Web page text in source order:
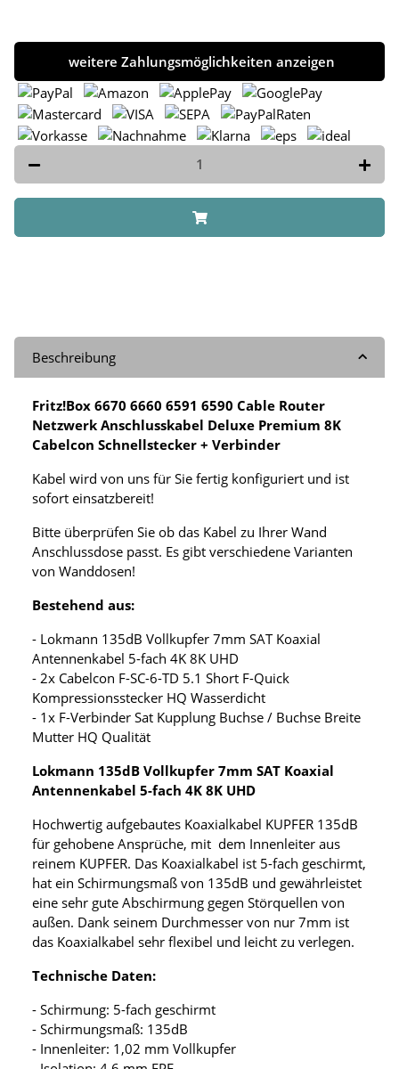
weitere Zahlungsmöglichkeiten anzeigen
Beschreibung
Fritz!Box 6670 6660 6591 6590 Cable Router
Netzwerk Anschlusskabel Deluxe Premium 8K
Cabelcon Schnellstecker + Verbinder
Kabel wird von uns für Sie fertig konfiguriert und ist
sofort einsatzbereit!
Bitte überprüfen Sie ob das Kabel zu Ihrer Wand
Anschlussdose passt. Es gibt verschiedene Varianten
von Wanddosen!
Bestehend aus:
- Lokmann 135dB Vollkupfer 7mm SAT Koaxial
Antennenkabel 5-fach 4K 8K UHD
- 2x Cabelcon F-SC-6-TD 5.1 Short F-Quick
Kompressionsstecker HQ Wasserdicht
- 1x F-Verbinder Sat Kupplung Buchse / Buchse Breite
Mutter HQ Qualität
Lokmann 135dB Vollkupfer 7mm SAT Koaxial
Antennenkabel 5-fach 4K 8K UHD
Hochwertig aufgebautes Koaxialkabel KUPFER 135dB
für gehobene Ansprüche, mit dem Innenleiter aus
reinem KUPFER. Das Koaxialkabel ist 5-fach geschirmt,
hat ein Schirmungsmaß von 135dB und gewährleistet
eine sehr gute Abschirmung gegen Störquellen von
außen. Dank seinem Durchmesser von nur 7mm ist
das Koaxialkabel sehr flexibel und leicht zu verlegen.
Technische Daten:
- Schirmung: 5-fach geschirmt
- Schirmungsmaß: 135dB
- Innenleiter: 1,02 mm Vollkupfer